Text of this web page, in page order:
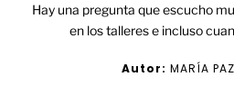
Hay una pregunta que escucho
en los talleres e incluso
Autor: MARÍA